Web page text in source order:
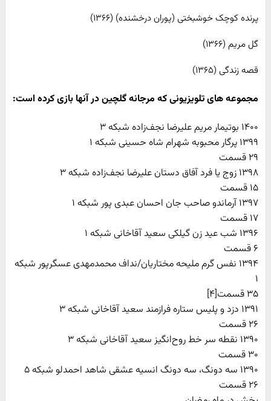
پرنده کوچک خوشبختی (پوران درخشنده) (۱۳۶۶)
گل مریم (۱۳۶۶)
قصه زندگی (۱۳۶۵)
مجموعه های تلویزیونی که مرجانه گلچین در آنها بازی کرده است:
۱۴۰۰ بوتیمار مریم علیرضا نجف‌زاده شبکه ۳
١٣٩٩ پرگار محبوبه شهرام شاه حسینی شبکه ١
٢٩ قسمت
۱۳۹٨ زوج یا فرد آفاق دستان علیرضا نجف‌زاده شبکه ۳
۱۵ قسمت
۱۳۹۷ آرماندو صاحب جان احسان عبدی پور شبکه ۱
۱۷ قسمت
۱۳۹۶ شب عید زن گیلکی سعید آقاخانی شبکه ۱
۶ قسمت
۱۳۹۴ نفس گرم ملیحه مختاریان/نداف محمدمهدی عسگرپور شبکه
۱
۳۵ قسمت[۴]
۱۳۹۱ دزد و پلیس ستاره فرازمند سعید آقاخانی شبکه ۳
۲۶ قسمت
۱۳۹۰ نقطه سر خط روح‌انگیز سعید آقاخانی شبکه ۳
۳۰ قسمت
۱۳۹۰ سه دونگ، سه دونگ انسیه عشقی شاهد احمدلو شبکه ۵
۲۶ قسمت